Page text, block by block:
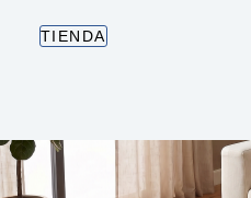
TIENDA